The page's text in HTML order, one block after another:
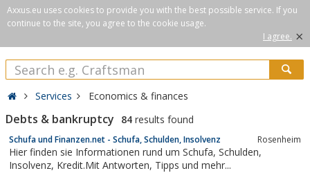
Axxus.eu uses cookies to provide you with the best possible service. If you
continue to the site, you agree to the cookie usage.
I agree. ×
Services Economics & finances
Debts & bankruptcy 84 results found
Schufa und Finanzen.net - Schufa, Schulden, Insolvenz Rosenheim
Hier finden sie Informationen rund um Schufa, Schulden,
Insolvenz, Kredit.Mit Antworten, Tipps und mehr...